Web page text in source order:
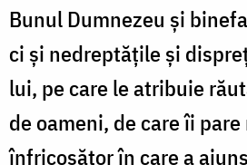
Bunul Dumnezeu şi
ci şi nedreptăţile şi
lui, pe care le atribuie
de oameni, de care îi
înfricoşător în care a